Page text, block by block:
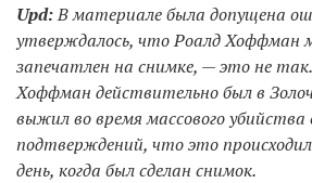
Upd:В материале была допущена
утверждалось, что Роалд
запечатлен на снимке, — это не
Хоффман действительно был в
выжил во время массового убийства
подтверждений, что это
день, когда был сделан снимок.